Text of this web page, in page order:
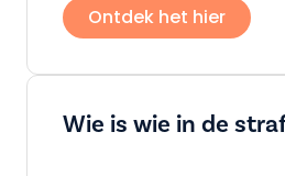
Ontdek het hier
Wie is wie in de